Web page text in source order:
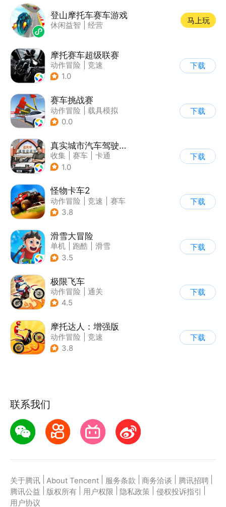
登山摩托车赛车游戏
休闲益智 经营
马上玩
摩托赛车超级联赛
动作冒险
竞速
| 摩托车
1.0
下载
赛车挑战赛
动作冒险
载具模拟
| 汽车
0.0
下载
真实城市汽车驾驶3D
收集 赛车
卡通
| 竞速
1.0
下载
怪物卡车2
动作冒险 竞速
赛车
| 卡通
3.8
下载
滑雪大冒险
单机 跑酷
滑雪
| 游道易
3.5
下载
极限飞车
动作冒险
通关
| 摩托车
4.5
下载
摩托达人：增强版
动作冒险
竞速
| 摩托车
3.8
下载
联系我们
关于腾讯 About Tencent 服务条款 商务洽谈 腾讯招聘
腾讯公益
版权所有 用户权限 隐私政策 侵权投诉指引
用户协议